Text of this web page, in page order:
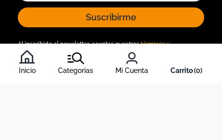
Inicio Categorias Mi Cuenta 0
Suscribirme
Al inscribirte al newsletter, aceptas nuestrostérminos y
condiciones
, y nuestra política de tratamiento de información